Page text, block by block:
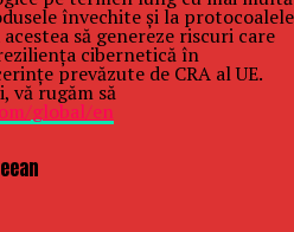
învechite și la protocoalele
să genereze riscuri care
cibernetică în
prevăzute de CRA al UE.
vă rugăm să
global/en